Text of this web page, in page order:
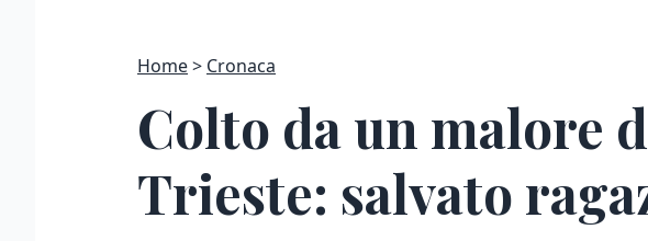
Home Cronaca
Colto da un malore
Trieste: salvato